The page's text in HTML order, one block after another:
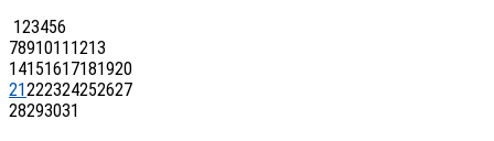
123456
7891011 1213
14151617181920
21222324252627
28293031